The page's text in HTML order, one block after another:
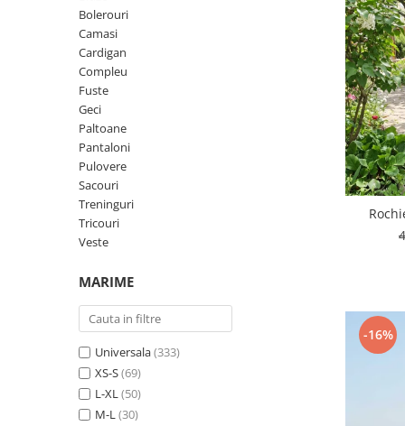
Ii traditionale
Rochii traditionale
Rochii Elegante
Costume populare
Fote & Catrinte
Incaltaminte
Bolerouri
Camasi
Cardigan
Compleu
Fuste
Geci
Paltoane
Pantaloni
Pulovere
Sacouri
Treninguri
Tricouri
Veste
MARIME
Universala(333)
XS-S(69)
L-XL(50)
M-L(30)
-16%